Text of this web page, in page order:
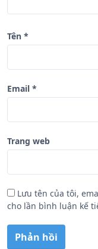
Tên *
Email *
Trang web
Lưu tên của tôi,
cho lần bình luận kế